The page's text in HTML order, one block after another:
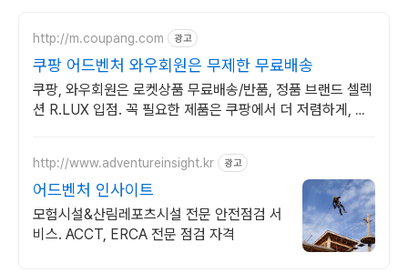
http://m.coupang.com 광고
쿠팡 어드벤처 와우회원은 무제한 무료배송
쿠팡, 와우회원은 로켓상품 무료배송/반품, 정품 브랜드 셀렉
션 R.LUX 입점. 꼭 필요한 제품은 쿠팡에서 더 저렴하게, 로
http://www.adventureinsight.kr 광고
어드벤처 인사이트
모험시설&산림레포츠시설 전문 안전점검 서
비스. ACCT, ERCA 전문 점검 자격